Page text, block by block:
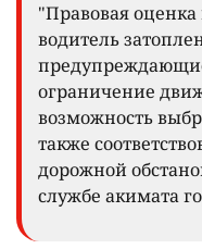
"Правовая
водитель
ограничение
возможность
также
дорожной
службе акимата